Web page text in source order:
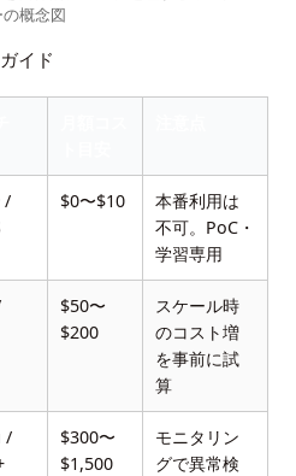
の概念図
イド
/
$0〜$10
本番利用は
不可。PoC・
学習専用
$50〜
$200
スケール時
のコスト増
を事前に試
算
/
$300〜
$1,500
モニタリン
グで異常検